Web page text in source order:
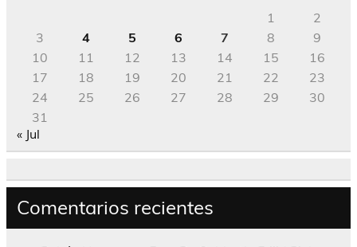
1
2
3
4 5 6 7 8
9
10
11 12 13 14 15
16
17
18 19 20 21 22
23
24
25 26 27 28 29
30
31
« Jul
Comentarios recientes